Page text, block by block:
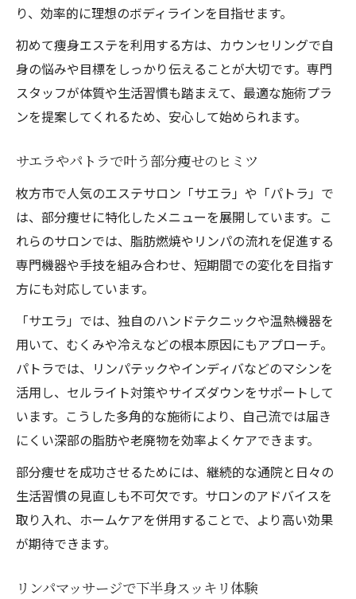
り、効率的に理想のボディラインを目指せます。
初めて痩身エステを利用する方は、カウンセリングで自
身の悩みや目標をしっかり伝えることが大切です。専門
スタッフが体質や生活習慣も踏まえて、最適な施術プラ
ンを提案してくれるため、安心して始められます。
サエラやパトラで叶う部分痩せのヒミツ
枚方市で人気のエステサロン「サエラ」や「パトラ」で
は、部分痩せに特化したメニューを展開しています。こ
れらのサロンでは、脂肪燃焼やリンパの流れを促進する
専門機器や手技を組み合わせ、短期間での変化を目指す
方にも対応しています。
「サエラ」では、独自のハンドテクニックや温熱機器を
用いて、むくみや冷えなどの根本原因にもアプローチ。
パトラでは、リンパテックやインディバなどのマシンを
活用し、セルライト対策やサイズダウンをサポートして
います。こうした多角的な施術により、自己流では届き
にくい深部の脂肪や老廃物を効率よくケアできます。
部分痩せを成功させるためには、継続的な通院と日々の
生活習慣の見直しも不可欠です。サロンのアドバイスを
取り入れ、ホームケアを併用することで、より高い効果
が期待できます。
リンパマッサージで下半身スッキリ体験